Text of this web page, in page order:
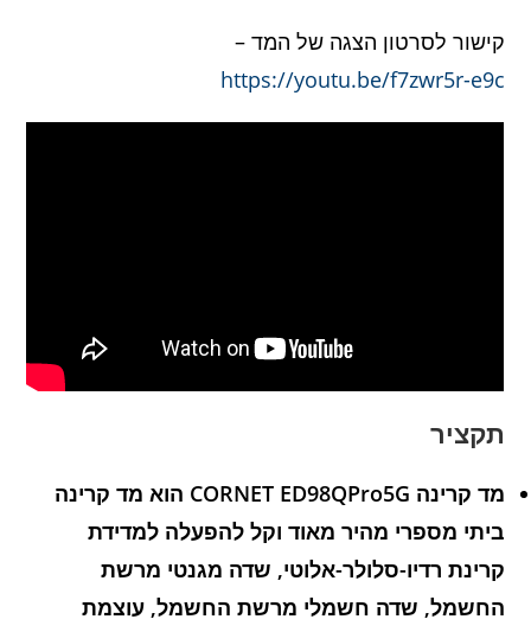
קישור לסרטון הצגה של המד –
https://youtu.be/f7zwr5r-e9c
תקציר
מד קרינה CORNET ED98QPro5G הוא מד קרינה
ביתי מספרי מהיר מאוד וקל להפעלה למדידת
קרינת רדיו-סלולר-אלוטי, שדה מגנטי מרשת
החשמל, שדה חשמלי מרשת החשמל, עוצמת